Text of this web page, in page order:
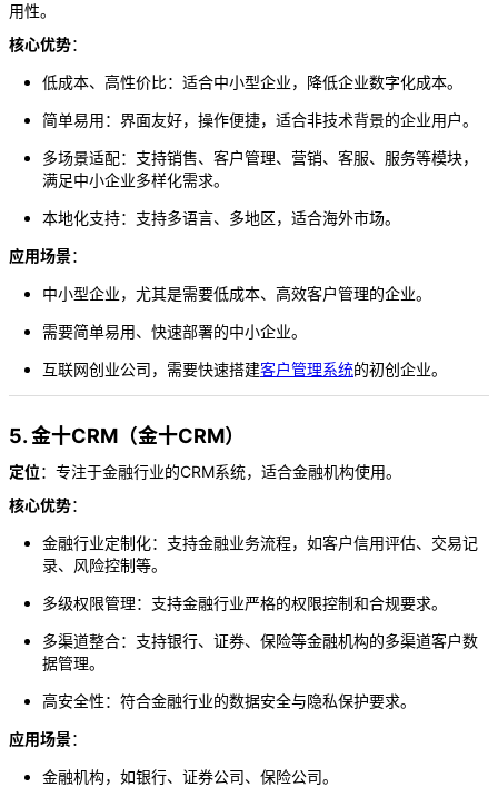
用性。
核心优势：
低成本、高性价比：适合中小型企业，降低企业数字化成本。
简单易用：界面友好，操作便捷，适合非技术背景的企业用户。
多场景适配：支持销售、客户管理、营销、客服、服务等模块，
满足中小企业多样化需求。
本地化支持：支持多语言、多地区，适合海外市场。
应用场景：
中小型企业，尤其是需要低成本、高效客户管理的企业。
需要简单易用、快速部署的中小企业。
互联网创业公司，需要快速搭建客户管理系统的初创企业。
5. 金十CRM（金十CRM）
定位：专注于金融行业的CRM系统，适合金融机构使用。
核心优势：
金融行业定制化：支持金融业务流程，如客户信用评估、交易记
录、风险控制等。
多级权限管理：支持金融行业严格的权限控制和合规要求。
多渠道整合：支持银行、证券、保险等金融机构的多渠道客户数
据管理。
高安全性：符合金融行业的数据安全与隐私保护要求。
应用场景：
金融机构，如银行、证券公司、保险公司。